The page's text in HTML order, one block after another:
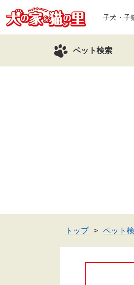
子犬・子
ペット検索
トップ ペット